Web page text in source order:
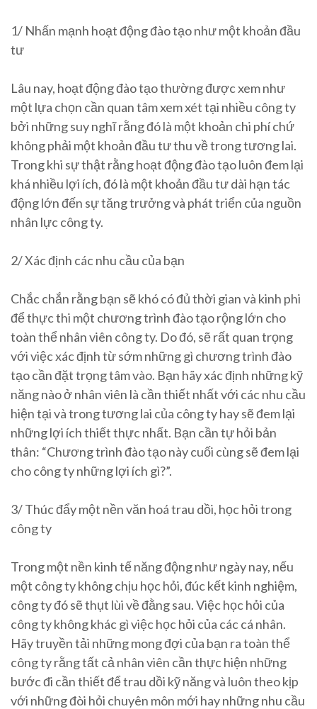
1/ Nhấn mạnh hoạt động đào tạo như một khoản đầu
tư
Lâu nay, hoạt động đào tạo thường được xem như
một lựa chọn cần quan tâm xem xét tại nhiều công ty
bởi những suy nghĩ rằng đó là một khoản chi phí chứ
không phải một khoản đầu tư thu về trong tương lai.
Trong khi sự thật rằng hoạt động đào tạo luôn đem lại
khá nhiều lợi ích, đó là một khoản đầu tư dài hạn tác
động lớn đến sự tăng trưởng và phát triển của nguồn
nhân lực công ty.
2/ Xác định các nhu cầu của bạn
Chắc chắn rằng bạn sẽ khó có đủ thời gian và kinh phi
để thực thi một chương trình đào tạo rộng lớn cho
toàn thể nhân viên công ty. Do đó, sẽ rất quan trọng
với việc xác định từ sớm những gì chương trình đào
tạo cần đặt trọng tâm vào. Bạn hãy xác định những kỹ
năng nào ở nhân viên là cần thiết nhất với các nhu cầu
hiện tại và trong tương lai của công ty hay sẽ đem lại
những lợi ích thiết thực nhất. Bạn cần tự hỏi bản
thân: “Chương trình đào tạo này cuối cùng sẽ đem lại
cho công ty những lợi ích gì?”.
3/ Thúc đẩy một nền văn hoá trau dồi, học hỏi trong
công ty
Trong một nền kinh tế năng động như ngày nay, nếu
một công ty không chịu học hỏi, đúc kết kinh nghiệm,
công ty đó sẽ thụt lùi về đằng sau. Việc học hỏi của
công ty không khác gì việc học hỏi của các cá nhân.
Hãy truyền tải những mong đợi của bạn ra toàn thể
công ty rằng tất cả nhân viên cần thực hiện những
bước đi cần thiết để trau dồi kỹ năng và luôn theo kịp
với những đòi hỏi chuyên môn mới hay những nhu cầu